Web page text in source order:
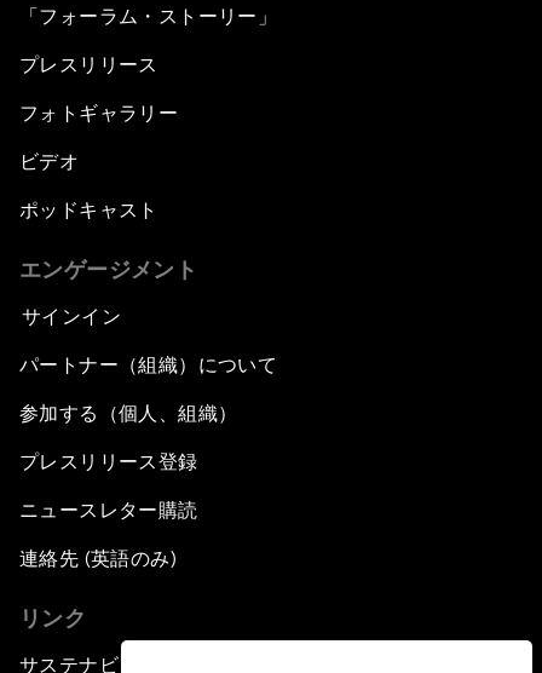
「フォーラム・ストーリー」
プレスリリース
フォトギャラリー
ビデオ
ポッドキャスト
エンゲージメント
サインイン
パートナー（組織）について
参加する（個人、組織）
プレスリリース登録
ニュースレター購読
連絡先 (英語のみ)
リンク
サステナビリティへの取り組み